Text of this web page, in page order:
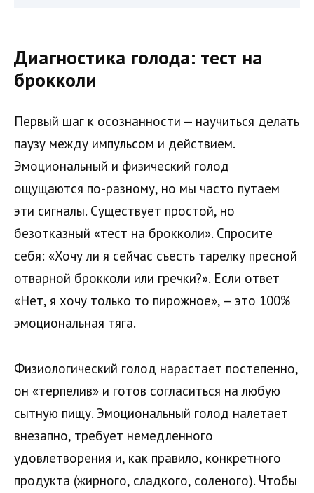
Диагностика голода: тест на
брокколи
Первый шаг к осознанности — научиться делать
паузу между импульсом и действием.
Эмоциональный и физический голод
ощущаются по-разному, но мы часто путаем
эти сигналы. Существует простой, но
безотказный «тест на брокколи». Спросите
себя: «Хочу ли я сейчас съесть тарелку пресной
отварной брокколи или гречки?». Если ответ
«Нет, я хочу только то пирожное», — это 100%
эмоциональная тяга.
Физиологический голод нарастает постепенно,
он «терпелив» и готов согласиться на любую
сытную пищу. Эмоциональный голод налетает
внезапно, требует немедленного
удовлетворения и, как правило, конкретного
продукта (жирного, сладкого, соленого). Чтобы